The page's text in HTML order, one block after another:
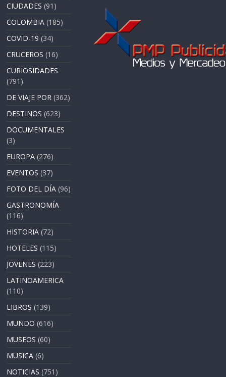
CIUDADES (91)
COLOMBIA (185)
COVID-19 (34)
CRUCEROS (16)
CURIOSIDADES
(791)
DE VIAJE POR (362)
DESTINOS (623)
DOCUMENTALES
(3)
EUROPA (276)
EVENTOS (37)
FOTO DEL DÍA (96)
GASTRONOMÍA
(116)
HISTORIA (72)
HOTELES (115)
JOVENES (223)
LATINOAMERICA
(110)
LIBROS (139)
MUNDO (616)
MUSEOS (60)
MUSICA (6)
NOTICIAS (751)